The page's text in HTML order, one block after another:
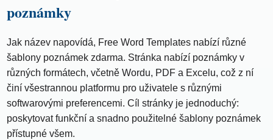
poznámky
Jak název napovídá, Free Word Templates nabízí různé
šablony poznámek zdarma. Stránka nabízí poznámky v
různých formátech, včetně Wordu, PDF a Excelu, což z ní
činí všestrannou platformu pro uživatele s různými
softwarovými preferencemi. Cíl stránky je jednoduchý:
poskytovat funkční a snadno použitelné šablony poznámek
přístupné všem.